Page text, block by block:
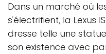
Dans un marché où
s'électrifient, la Lexus
dresse telle une
son existence avec